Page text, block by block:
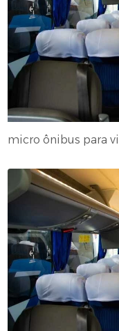
micro ônibus para